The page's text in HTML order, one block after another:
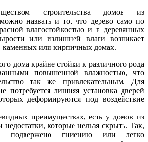
строительства домов из
можно назвать и то, что дерево само по
влагостойкостью и в деревянных
или излишней влаги возникает
каменных или кирпичных домах.
дома крайне стойки к различного рода
повышенной влажностью, что
так же привлекательным. Для
потребуется лишняя установка дверей
деформируются под воздействие
преимуществах, есть у домов из
недостатки, которые нельзя скрыть. Так,
подвержено гниению или легко